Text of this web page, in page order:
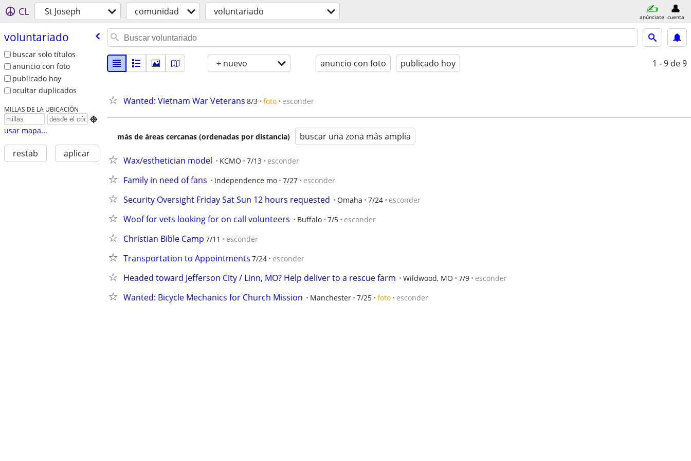
CL St Joseph comunidad voluntariado anúnciate cuenta
voluntariado
buscar solo títulos
anuncio con foto
publicado hoy
ocultar duplicados
MILLAS DE LA UBICACIÓN

usar mapa...
restab aplicar
+ nuevo anuncio con foto publicado hoy 1 - 9 de 9
Wanted: Vietnam War Veterans 8/3 foto esconder
más de áreas cercanas (ordenadas por distancia) buscar una zona más amplia
Wax/esthetician model KCMO 7/13 esconder
Family in need of fans Independence mo 7/27 esconder
Security Oversight Friday Sat Sun 12 hours requested Omaha 7/24 esconder
Woof for vets looking for on call volunteers Buffalo 7/5 esconder
Christian Bible Camp 7/11 esconder
Transportation to Appointments 7/24 esconder
Headed toward Jefferson City / Linn, MO? Help deliver to a rescue farm Wildwood, MO 7/9 esconder
Wanted: Bicycle Mechanics for Church Mission Manchester 7/25 foto esconder